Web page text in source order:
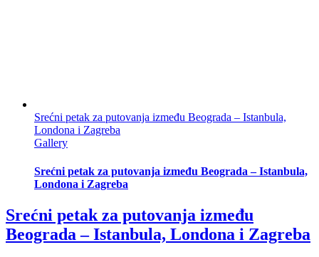
Srećni petak za putovanja između Beograda – Istanbula,
Londona i Zagreba
Gallery
Srećni petak za putovanja između Beograda – Istanbula,
Londona i Zagreba
Srećni petak za putovanja između
Beograda – Istanbula, Londona i Zagreba